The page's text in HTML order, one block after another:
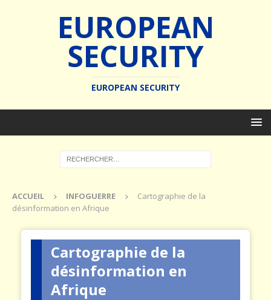
EUROPEAN
SECURITY
EUROPEAN SECURITY
ACCUEIL INFOGUERRE
Cartographie de la
désinformation en Afrique
Cartographie de la
désinformation en
Afrique